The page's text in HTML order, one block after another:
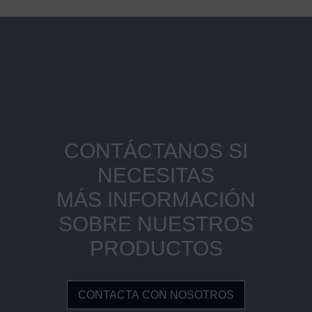
CONTÁCTANOS SI
NECESITAS
MÁS INFORMACIÓN
SOBRE NUESTROS
PRODUCTOS
CONTACTA CON NOSOTROS